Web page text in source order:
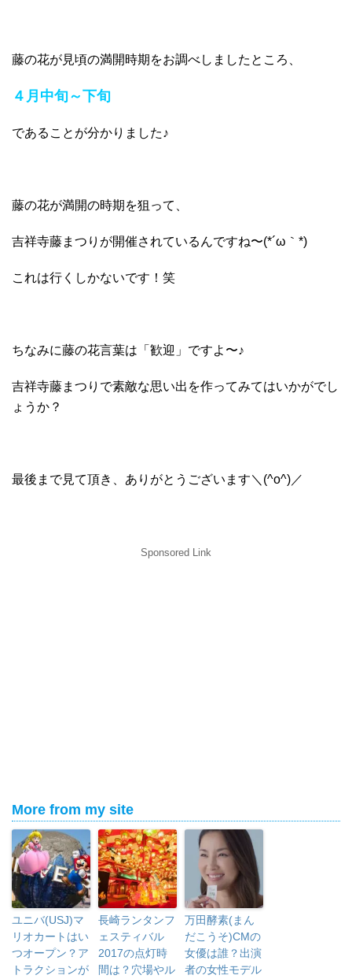
藤の花が見頃の満開時期をお調べしましたところ、
４月中旬～下旬
であることが分かりました♪
藤の花が満開の時期を狙って、
吉祥寺藤まつりが開催されているんですね〜(*´ω｀*)
これは行くしかないです！笑
ちなみに藤の花言葉は「歓迎」ですよ〜♪
吉祥寺藤まつりで素敵な思い出を作ってみてはいかがでし
ょうか？
最後まで見て頂き、ありがとうございます＼(^o^)／
Sponsored Link
More from my site
ユニバ(USJ)マ
リオカートはい
つオープン？ア
トラクションが
長崎ランタンフ
ェスティバル
2017の点灯時
間は？穴場やル
万田酵素(まん
だこうそ)CMの
女優は誰？出演
者の女性モデル